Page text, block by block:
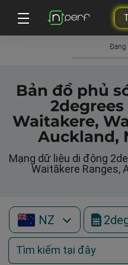
Đang
Bản đồ phủ
Waitakere,
Auckland,
Mạng dữ liệu di động
Waitākere Ranges,
NZ